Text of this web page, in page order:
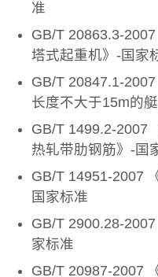
准
GB/T 20863.3-
塔式起重机》-国家
GB/T 20847.1-
长度不大于15m的
GB/T 1499.2-2007
热轧带肋钢筋》-国
GB/T 14951-2007
国家标准
GB/T 2900.28-
家标准
GB/T 20987-2007